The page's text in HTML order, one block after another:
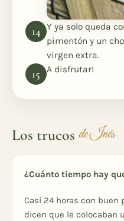
Y ya solo queda
pimentón y un
virgen extra.
A disfrutar!
Los trucos de Inés
¿Cuánto tiempo hay
Casi 24 horas con buen
dicen que le colocaban